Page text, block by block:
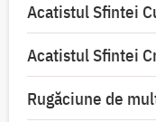
Acatistul Sfintei
Acatistul Sfintei
Rugăciune de